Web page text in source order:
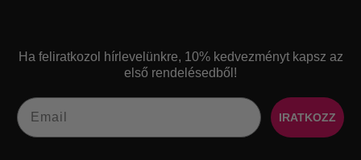
Ha feliratkozol hírlevelünkre, 10% kedvezményt kapsz az
első rendelésedből!​
Email
IRATKOZZ